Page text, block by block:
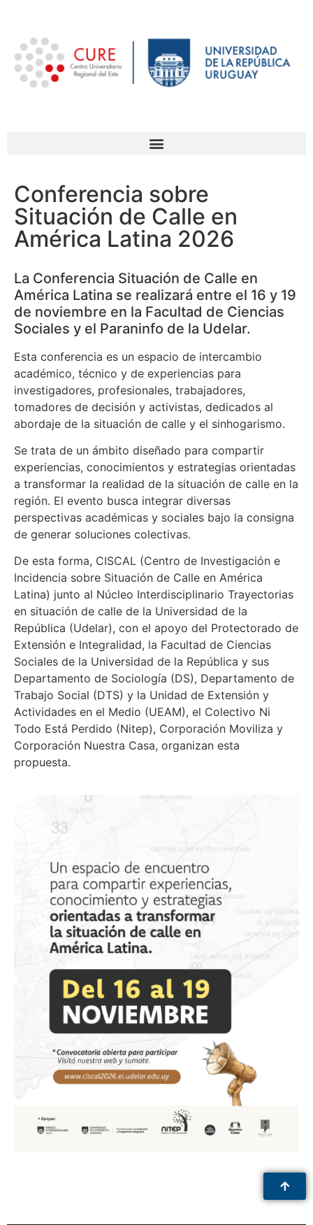
Conferencia sobre
Situación de Calle en
América Latina 2026
La Conferencia Situación de Calle en
América Latina se realizará entre el 16 y 19
de noviembre en la Facultad de Ciencias
Sociales y el Paraninfo de la Udelar.
Esta conferencia es un espacio de intercambio
académico, técnico y de experiencias para
investigadores, profesionales, trabajadores,
tomadores de decisión y activistas, dedicados al
abordaje de la situación de calle y el sinhogarismo.
Se trata de un ámbito diseñado para compartir
experiencias, conocimientos y estrategias orientadas
a transformar la realidad de la situación de calle en la
región. El evento busca integrar diversas
perspectivas académicas y sociales bajo la consigna
de generar soluciones colectivas.
De esta forma, CISCAL (Centro de Investigación e
Incidencia sobre Situación de Calle en América
Latina) junto al Núcleo Interdisciplinario Trayectorias
en situación de calle de la Universidad de la
República (Udelar), con el apoyo del Protectorado de
Extensión e Integralidad, la Facultad de Ciencias
Sociales de la Universidad de la República y sus
Departamento de Sociología (DS), Departamento de
Trabajo Social (DTS) y la Unidad de Extensión y
Actividades en el Medio (UEAM), el Colectivo Ni
Todo Está Perdido (Nitep), Corporación Moviliza y
Corporación Nuestra Casa, organizan esta
propuesta.